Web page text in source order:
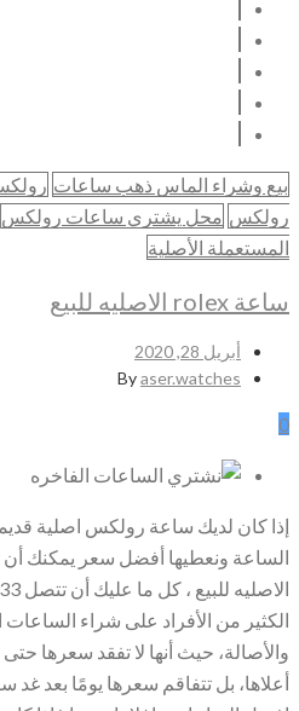
بيع وشراء الماس ذهب ساعات
رولكس محل يشتري ساعات رولكس
المستعملة الأصلية
ساعة rolex الاصليه للبيع
أبريل 28, 2020
Byaser.watches
0
إذا كان لديك ساعة رولكس اصلية
الكثير من الأفراد على شراء الساعات
والأصالة، حيث أنها لا تفقد سعرها